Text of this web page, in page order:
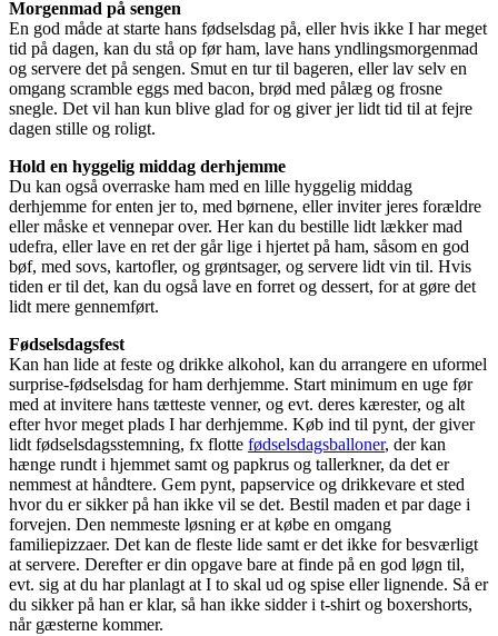
Morgenmad på sengen
En god måde at starte hans fødselsdag på, eller hvis ikke I har meget
tid på dagen, kan du stå op før ham, lave hans yndlingsmorgenmad
og servere det på sengen. Smut en tur til bageren, eller lav selv en
omgang scramble eggs med bacon, brød med pålæg og frosne
snegle. Det vil han kun blive glad for og giver jer lidt tid til at fejre
dagen stille og roligt.
Hold en hyggelig middag derhjemme
Du kan også overraske ham med en lille hyggelig middag
derhjemme for enten jer to, med børnene, eller inviter jeres forældre
eller måske et vennepar over. Her kan du bestille lidt lækker mad
udefra, eller lave en ret der går lige i hjertet på ham, såsom en god
bøf, med sovs, kartofler, og grøntsager, og servere lidt vin til. Hvis
tiden er til det, kan du også lave en forret og dessert, for at gøre det
lidt mere gennemført.
Fødselsdagsfest
Kan han lide at feste og drikke alkohol, kan du arrangere en uformel
surprise-fødselsdag for ham derhjemme. Start minimum en uge før
med at invitere hans tætteste venner, og evt. deres kærester, og alt
efter hvor meget plads I har derhjemme. Køb ind til pynt, der giver
lidt fødselsdagsstemning, fx flotte fødselsdagsballoner, der kan
hænge rundt i hjemmet samt og papkrus og tallerkner, da det er
nemmest at håndtere. Gem pynt, papservice og drikkevare et sted
hvor du er sikker på han ikke vil se det. Bestil maden et par dage i
forvejen. Den nemmeste løsning er at købe en omgang
familiepizzaer. Det kan de fleste lide samt er det ikke for besværligt
at servere. Derefter er din opgave bare at finde på en god løgn til,
evt. sig at du har planlagt at I to skal ud og spise eller lignende. Så er
du sikker på han er klar, så han ikke sidder i t-shirt og boxershorts,
når gæsterne kommer.